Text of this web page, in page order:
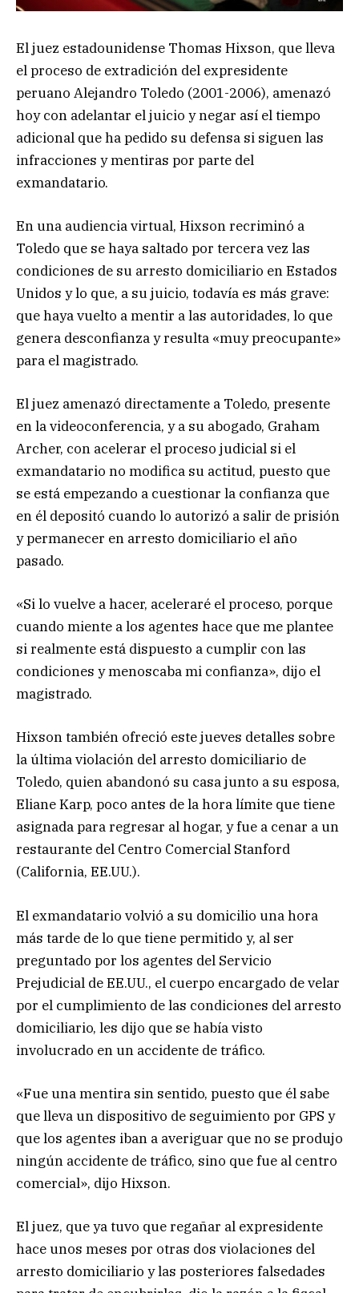
El juez estadounidense Thomas Hixson, que lleva
el proceso de extradición del expresidente
peruano Alejandro Toledo (2001-2006), amenazó
hoy con adelantar el juicio y negar así el tiempo
adicional que ha pedido su defensa si siguen las
infracciones y mentiras por parte del
exmandatario.
En una audiencia virtual, Hixson recriminó a
Toledo que se haya saltado por tercera vez las
condiciones de su arresto domiciliario en Estados
Unidos y lo que, a su juicio, todavía es más grave:
que haya vuelto a mentir a las autoridades, lo que
genera desconfianza y resulta «muy preocupante»
para el magistrado.
El juez amenazó directamente a Toledo, presente
en la videoconferencia, y a su abogado, Graham
Archer, con acelerar el proceso judicial si el
exmandatario no modifica su actitud, puesto que
se está empezando a cuestionar la confianza que
en él depositó cuando lo autorizó a salir de prisión
y permanecer en arresto domiciliario el año
pasado.
«Si lo vuelve a hacer, aceleraré el proceso, porque
cuando miente a los agentes hace que me plantee
si realmente está dispuesto a cumplir con las
condiciones y menoscaba mi confianza», dijo el
magistrado.
Hixson también ofreció este jueves detalles sobre
la última violación del arresto domiciliario de
Toledo, quien abandonó su casa junto a su esposa,
Eliane Karp, poco antes de la hora límite que tiene
asignada para regresar al hogar, y fue a cenar a un
restaurante del Centro Comercial Stanford
(California, EE.UU.).
El exmandatario volvió a su domicilio una hora
más tarde de lo que tiene permitido y, al ser
preguntado por los agentes del Servicio
Prejudicial de EE.UU., el cuerpo encargado de velar
por el cumplimiento de las condiciones del arresto
domiciliario, les dijo que se había visto
involucrado en un accidente de tráfico.
«Fue una mentira sin sentido, puesto que él sabe
que lleva un dispositivo de seguimiento por GPS y
que los agentes iban a averiguar que no se produjo
ningún accidente de tráfico, sino que fue al centro
comercial», dijo Hixson.
El juez, que ya tuvo que regañar al expresidente
hace unos meses por otras dos violaciones del
arresto domiciliario y las posteriores falsedades